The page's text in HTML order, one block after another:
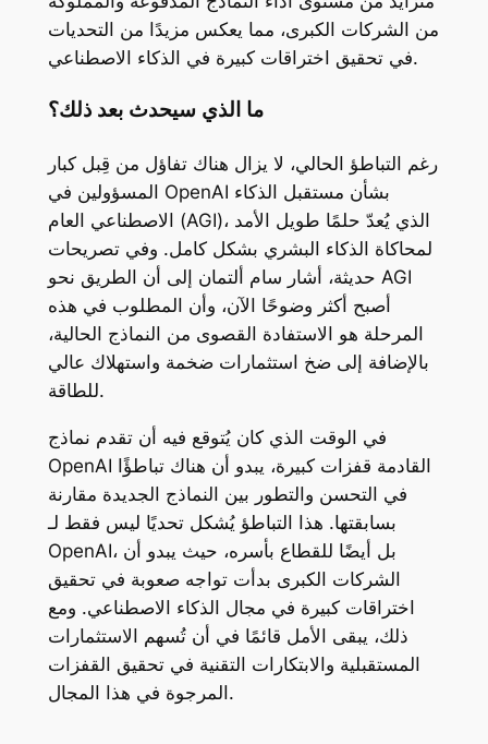
من الشركات الكبرى، مما يعكس مزيدًا من التحديات
في تحقيق اختراقات كبيرة في الذكاء الاصطناعي.
ما الذي سيحدث بعد ذلك؟
رغم التباطؤ الحالي، لا يزال هناك تفاؤل من قِبل كبار
المسؤولين في OpenAI بشأن مستقبل الذكاء
الاصطناعي العام (AGI)، الذي يُعدّ حلمًا طويل الأمد
لمحاكاة الذكاء البشري بشكل كامل. وفي تصريحات
حديثة، أشار سام ألتمان إلى أن الطريق نحو AGI
أصبح أكثر وضوحًا الآن، وأن المطلوب في هذه
المرحلة هو الاستفادة القصوى من النماذج الحالية،
بالإضافة إلى ضخ استثمارات ضخمة واستهلاك عالي
للطاقة.
في الوقت الذي كان يُتوقع فيه أن تقدم نماذج
OpenAI القادمة قفزات كبيرة، يبدو أن هناك تباطؤًا
في التحسن والتطور بين النماذج الجديدة مقارنة
بسابقتها. هذا التباطؤ يُشكل تحديًا ليس فقط لـ
OpenAI، بل أيضًا للقطاع بأسره، حيث يبدو أن
الشركات الكبرى بدأت تواجه صعوبة في تحقيق
اختراقات كبيرة في مجال الذكاء الاصطناعي. ومع
ذلك، يبقى الأمل قائمًا في أن تُسهم الاستثمارات
المستقبلية والابتكارات التقنية في تحقيق القفزات
المرجوة في هذا المجال.